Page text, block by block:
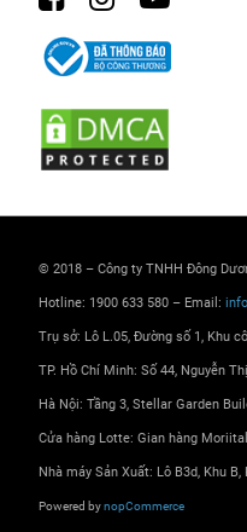
© 2018 – Công ty TNHH Đông
Hotline: 1900 633 580 – Email:
Trụ sở: Lô L.05, Đường số 1, Khu
TP. Hồ Chí Minh: Số 44, Nguyễn
Hà Nội: Tầng 3, Stellar Garden
Cửa hàng Lotte: Gian hàng
Nhà máy Sản Xuất: Lô B3d, Khu
Powered bynopCommerce